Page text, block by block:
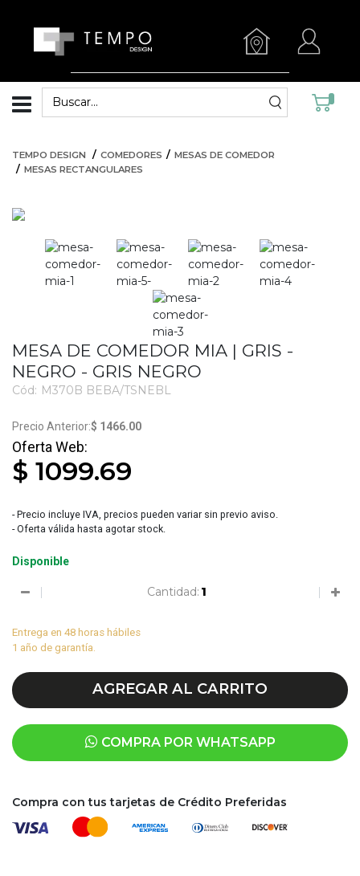
TEMPO DESIGN COMEDORES
MESAS DE COMEDOR
MESAS RECTANGULARES
MESA DE COMEDOR MIA | GRIS -
NEGRO - GRIS NEGRO
Cód: M370B BEBA/TSNEBL
$ 1466.00
$ 1099.69
- Precio incluye IVA, precios pueden variar sin previo aviso.
- Oferta válida hasta agotar stock.
Disponible
Cantidad:
Entrega en 48 horas hábiles
1 año de garantía.
AGREGAR AL CARRITO
COMPRA POR WHATSAPP
Compra con tus tarjetas de Crédito Preferidas